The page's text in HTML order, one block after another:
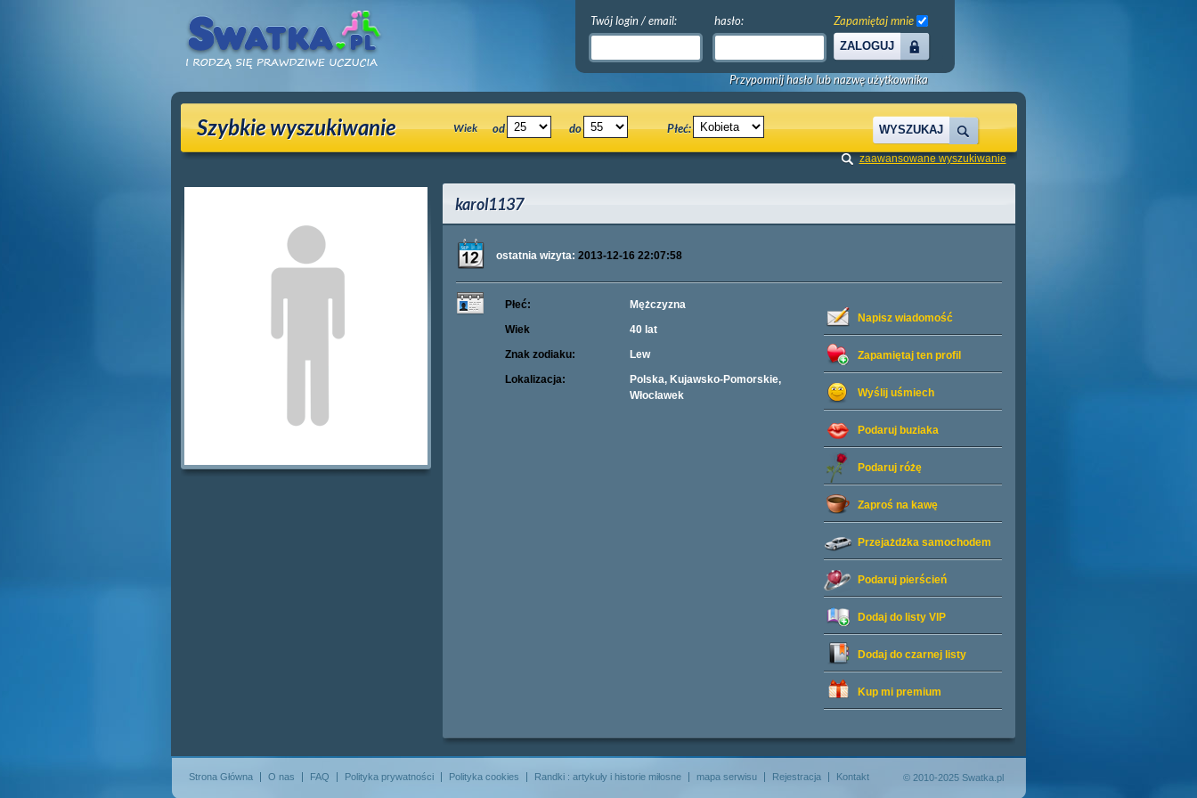
Twój login / email: hasło:
ZALOGUJ
Zapamiętaj mnie
Przypomnij hasło lub nazwę użytkownika
Szybkie wyszukiwanie Wiek od do Płeć: WYSZUKAJ
zaawansowane wyszukiwanie
karol1137
ostatnia wizyta: 2013-12-16 22:07:58
Napisz wiadomość
Zapamiętaj ten profil
Wyślij uśmiech
Podaruj buziaka
Podaruj różę
Zaproś na kawę
Przejażdżka samochodem
Podaruj pierścień
Dodaj do listy VIP
Dodaj do czarnej listy
Kup mi premium
Płeć:
Mężczyzna
Wiek
40 lat
Znak zodiaku:
Lew
Lokalizacja:
Polska, Kujawsko-Pomorskie,
Włocławek
Strona Główna O nas FAQ Polityka prywatności Polityka cookies Randki : artykuły i historie miłosne mapa serwisu Rejestracja Kontakt © 2010-2025 Swatka.pl